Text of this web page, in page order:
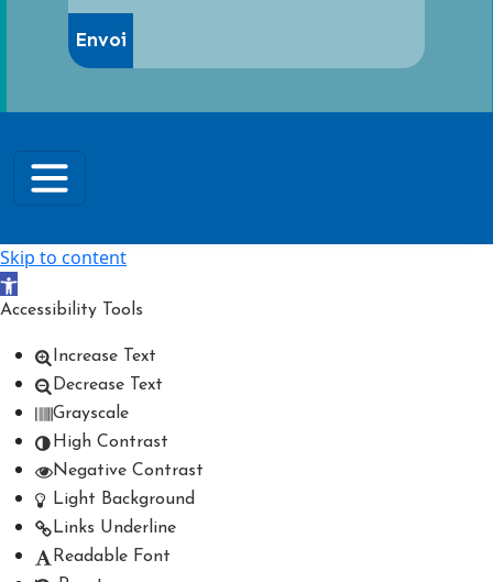
Skip to content
Open toolbar
Accessibility Tools
Increase Text
Decrease Text
Grayscale
High Contrast
Negative Contrast
Light Background
Links Underline
Readable Font